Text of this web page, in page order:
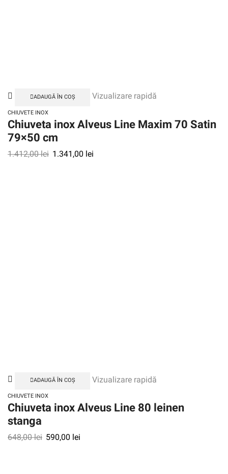
ADAUGĂ ÎN COȘ Vizualizare rapidă
CHIUVETE INOX
Chiuveta inox Alveus Line Maxim 70 Satin
79×50 cm
1.412,00lei 1.341,00 lei
ADAUGĂ ÎN COȘ Vizualizare rapidă
CHIUVETE INOX
Chiuveta inox Alveus Line 80 leinen
stanga
648,00lei 590,00 lei